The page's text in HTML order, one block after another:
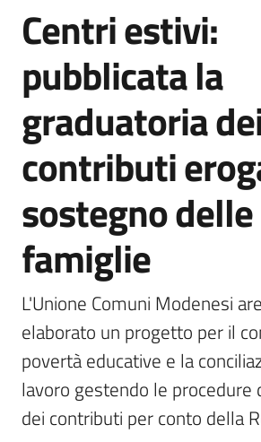
Novità
Menu selezionato
Servizi
Vivere
il
Comune
Prenotazione
appuntamento
A
l
e
Salta al contenuto
Centri estivi:
pubblicata la
graduatoria
contributi
sostegno delle
famiglie
L'Unione Comuni Modenesi
elaborato un progetto per il
povertà educative e la
lavoro gestendo le procedure
dei contributi per conto della